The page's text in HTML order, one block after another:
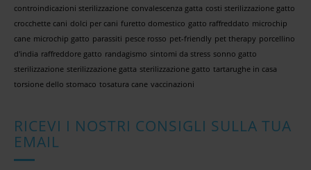
controindicazioni sterilizzazione convalescenza gatta costi sterilizzazione gatto
crocchette cani dolci per cani furetto domestico gatto raffreddato microchip
cane microchip gatto parassiti pesce rosso pet-friendly pet therapy porcellino
d'india raffreddore gatto randagismo sintomi da stress sonno gatto
sterilizzazione sterilizzazione gatta sterilizzazione gatto tartarughe in casa
torsione dello stomaco tosatura cane vaccinazioni
RICEVI I NOSTRI CONSIGLI SULLA TUA
EMAIL